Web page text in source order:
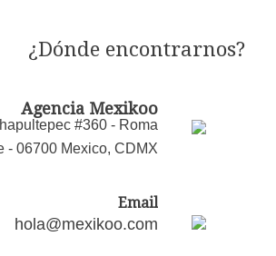
¿Dónde encontrarnos?
Agencia Mexikoo
#360 - Roma
- 06700 Mexico, CDMX
Email
hola@mexikoo.com